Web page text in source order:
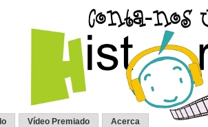
Vídeo Premiado Acerca